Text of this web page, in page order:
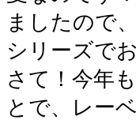
ましたので
シリーズで
さて！今年
とで、レー